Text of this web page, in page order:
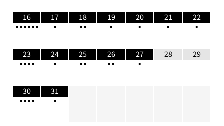
16
••••••
17
•
18
••
19
•
20
•
21
•
22
•
23
••••
24
•
25
••
26
••
27
•
28 29
30
••••
31
•